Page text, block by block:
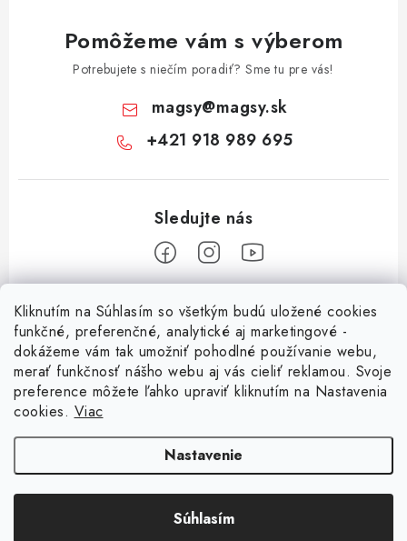
Kliknutím na Súhlasím so všetkým budú uložené cookies
funkčné, preferenčné, analytické aj marketingové -
dokážeme vám tak umožniť pohodlné používanie webu,
merať funkčnosť nášho webu aj vás cieliť reklamou. Svoje
preference môžete ľahko upraviť kliknutím na Nastavenia
cookies. Viac
Nastavenie
Súhlasím
Pomôžeme vám s výberom
Potrebujete s niečím poradiť? Sme tu pre vás!
magsy@magsy.sk
+421 918 989 695
Informácie pre vás
O nás
Obchodné podmienky
Facebook
. Všetky práva vyhradené.